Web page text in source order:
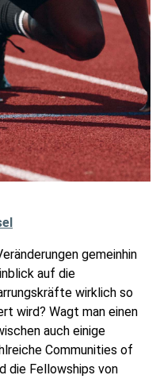
gemeinhin
auf die
wirklich so
wird? Wagt man einen
auch einige
Communities of
die Fellowships von